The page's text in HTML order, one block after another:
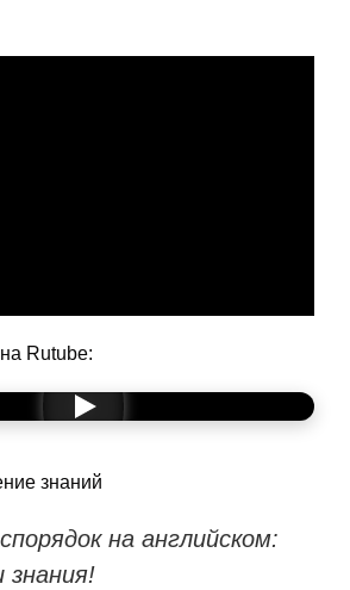
Rutube:
знаний
на английском:
знания!